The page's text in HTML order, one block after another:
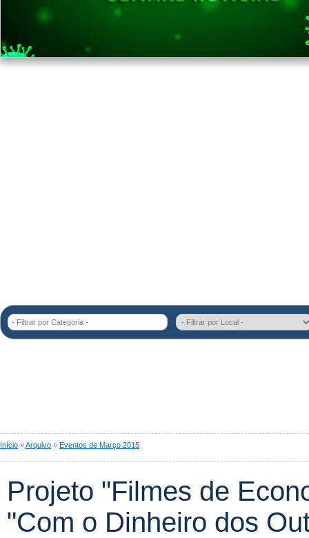
- Filtrar por Categoria -
Início »Arquivo » Eventos de Março 2015
Projeto "Filmes de
"Com o Dinheiro dos